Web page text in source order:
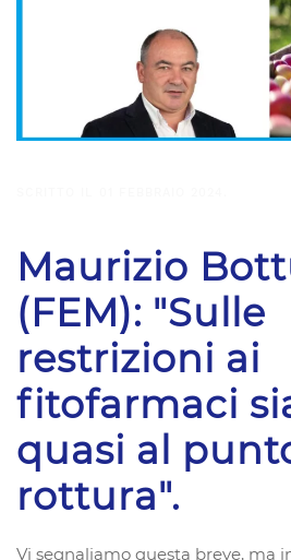
Maurizio
(FEM): "Sulle
restrizioni ai
fitofarmaci
quasi al
rottura".
Vi segnaliamo questa breve, ma